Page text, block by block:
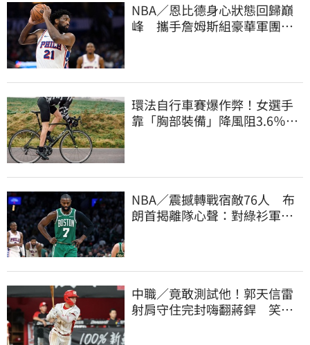
NBA／恩比德身心狀態回歸巔
峰 攜手詹姆斯組豪華軍團！
環法自行車賽爆作弊！女選手
靠「胸部裝備」降風阻3.6％
NBA／震撼轉戰宿敵76人 布
朗首揭離隊心聲：對綠衫軍處
中職／竟敢測試他！郭天信雷
射肩守住完封嗨翻蔣銲 笑談